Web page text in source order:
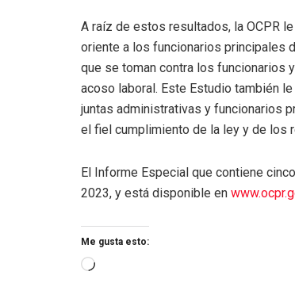
A raíz de estos resultados, la OCPR
oriente a los funcionarios principales
que se toman contra los
acoso laboral. Este Estudio también
juntas administrativas y funcionarios
el fiel cumplimiento de la ley y de los
El Informe Especial que contiene
2023, y está disponible en
Me gusta esto: